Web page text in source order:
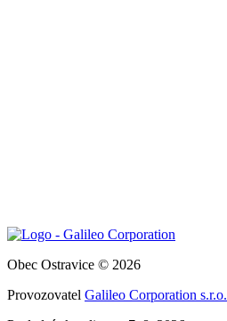
Obec Ostravice © 2026
Provozovatel Galileo Corporation s.r.o.